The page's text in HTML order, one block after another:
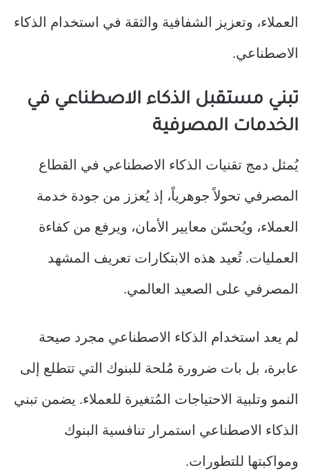
العملاء، وتعزيز الشفافية والثقة في استخدام الذكاء
الاصطناعي.
تبني مستقبل الذكاء الاصطناعي في
الخدمات المصرفية
يُمثل دمج تقنيات الذكاء الاصطناعي في القطاع
المصرفي تحولاً جوهرياً، إذ يُعزز من جودة خدمة
العملاء، ويُحسّن معايير الأمان، ويرفع من كفاءة
العمليات. تُعيد هذه الابتكارات تعريف المشهد
المصرفي على الصعيد العالمي.
لم يعد استخدام الذكاء الاصطناعي مجرد صيحة
عابرة، بل بات ضرورة مُلحة للبنوك التي تتطلع إلى
النمو وتلبية الاحتياجات المُتغيرة للعملاء. يضمن تبني
الذكاء الاصطناعي استمرار تنافسية البنوك
ومواكبتها للتطورات.